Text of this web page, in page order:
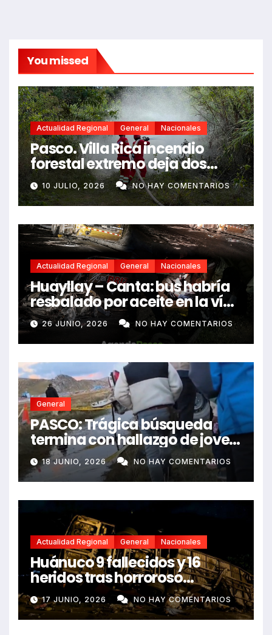
You missed
Actualidad Regional General Nacionales
Pasco. Villa Rica incendio
forestal extremo deja dos
fallecidos y heridos
10 JULIO, 2026 NO HAY COMENTARIOS
Actualidad Regional General Nacionales
Huayllay – Canta: bus habría
resbalado por aceite en la vía
e impactó auto siniestrado
dejando dos fallecidos
26 JUNIO, 2026 NO HAY COMENTARIOS
General
PASCO: Trágica búsqueda
termina con hallazgo de joven
sin vida en Rancas
18 JUNIO, 2026 NO HAY COMENTARIOS
Actualidad Regional General Nacionales
Huánuco 9 fallecidos y 16
heridos tras horroroso
despiste de bus Real Chancas
que impactó contra vivienda
17 JUNIO, 2026 NO HAY COMENTARIOS